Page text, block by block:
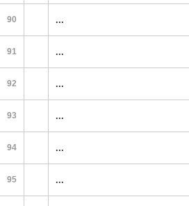
90 ...
91 ...
92 ...
93 ...
94 ...
95 ...